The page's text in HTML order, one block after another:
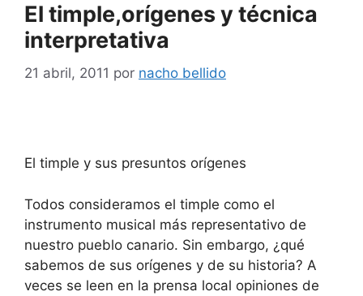
El timple,orígenes y técnica
interpretativa
21 abril, 2011 por nacho bellido
El timple y sus presuntos orígenes
Todos consideramos el timple como el
instrumento musical más representativo de
nuestro pueblo canario. Sin embargo, ¿qué
sabemos de sus orígenes y de su historia? A
veces se leen en la prensa local opiniones de